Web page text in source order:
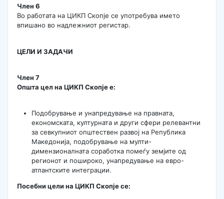
Член 6
Во работата на ЦИКП Скопје се употребува името
впишано во надлежниот регистар.
ЦЕЛИ И ЗАДАЧИ
Член 7
Општа цел на ЦИКП Скопје е:
Подобрување и унапредување на правната,
економската, културната и други сфери релевантни
за севкупниот општествен развој на Република
Македонија, подобрување на мулти-
димензионалната соработка помеѓу земјите од
регионот и пошироко, унапредување на евро-
атлантските интеграции.
Посебни цели на ЦИКП Скопје се: